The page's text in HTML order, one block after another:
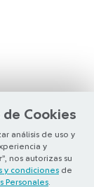
Cookies
análisis de uso y
y
”, nos autorizas su
y condiciones de
Personales